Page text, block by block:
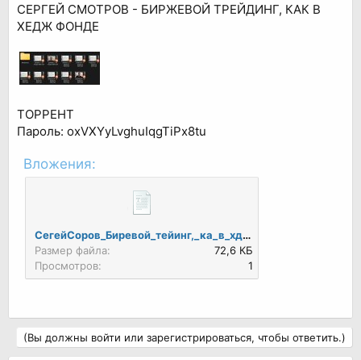
СЕРГЕЙ СМОТРОВ - БИРЖЕВОЙ ТРЕЙДИНГ, КАК В
ХЕДЖ ФОНДЕ
ТОРРЕНТ
Пароль: oxVXYyLvghuIqgTiPx8tu
Вложения:
СегейСоров_Биревой_тейинг,_ка_в_хдж_фнде.torrent
Размер файла:
72,6 КБ
Просмотров:
1
(Вы должны войти или зарегистрироваться, чтобы ответить.)